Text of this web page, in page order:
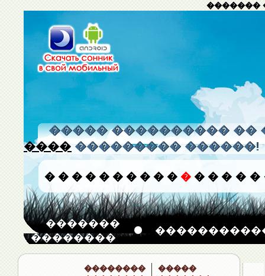
�������
����� ���������� ��
���� ��������� ������!
� � � � � � � � � � � � � � � �
�������
��������
��������
�����